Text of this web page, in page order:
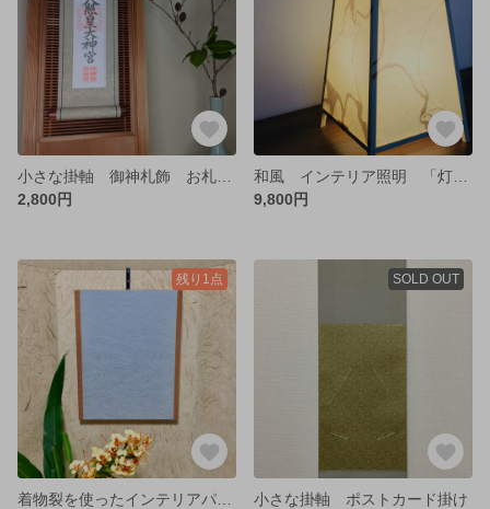
2,800円
9,800円
残り1点 SOLD OUT
小さな掛軸 ポストカード掛け